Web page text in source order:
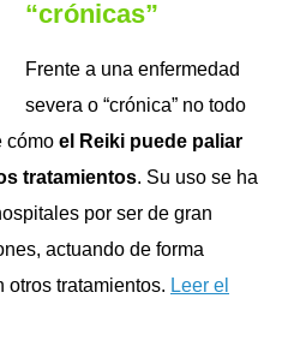
“crónicas”
Frente a una enfermedad
severa o “crónica” no todo
cómo el Reiki puede paliar
tratamientos. Su uso se ha
por ser de gran
actuando de forma
otros tratamientos. Leer el